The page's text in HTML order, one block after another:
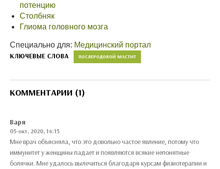
потенцию
Столбняк
Глиома головного мозга
Специально для: Медицинский портал
КЛЮЧЕВЫЕ СЛОВА ПОСЛЕРОДОВОЙ МАСТИТ
КОММЕНТАРИИ (1)
Варя
05-окт, 2020, 14:15
Мне врач объясняла, что это довольно частое явление, потому что
иммунитет у женщины падает и появляются всякие непонятные
болячки. Мне удалось вылечиться благодаря курсам физиотерапии и